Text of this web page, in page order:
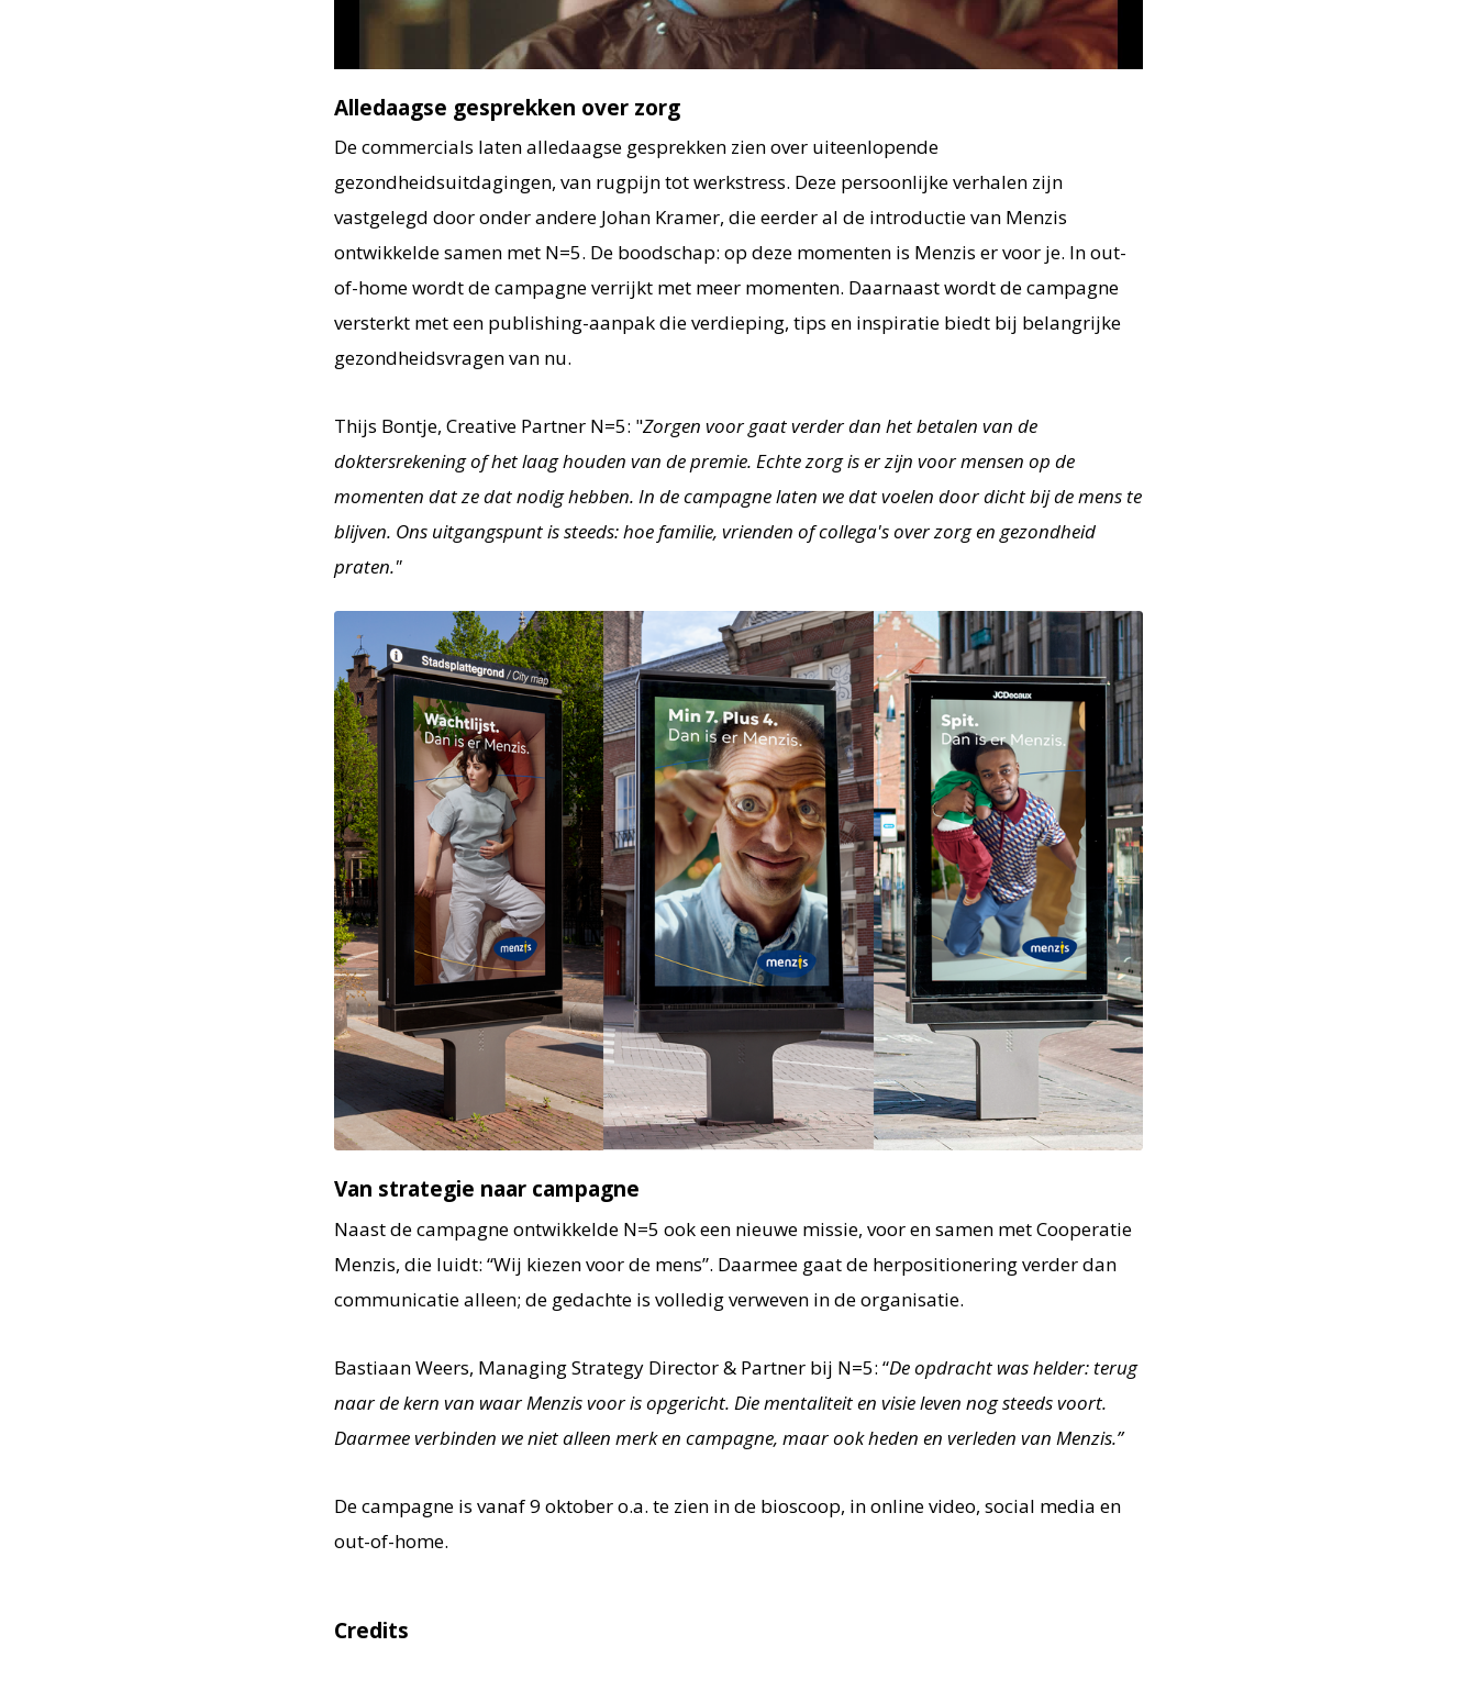
Alledaagse gesprekken over zorg
De commercials laten alledaagse gesprekken zien over uiteenlopende
gezondheidsuitdagingen, van rugpijn tot werkstress. Deze persoonlijke verhalen zijn
vastgelegd door onder andere Johan Kramer, die eerder al de introductie van Menzis
ontwikkelde samen met N=5. De boodschap: op deze momenten is Menzis er voor je. In out-
of-home wordt de campagne verrijkt met meer momenten. Daarnaast wordt de campagne
versterkt met een publishing-aanpak die verdieping, tips en inspiratie biedt bij belangrijke
gezondheidsvragen van nu.
Thijs Bontje, Creative Partner N=5: "Zorgen voor gaat verder dan het betalen van de
doktersrekening of het laag houden van de premie. Echte zorg is er zijn voor mensen op de
momenten dat ze dat nodig hebben. In de campagne laten we dat voelen door dicht bij de mens te
blijven. Ons uitgangspunt is steeds: hoe familie, vrienden of collega's over zorg en gezondheid
praten."
PNG
Van strategie naar campagne
Naast de campagne ontwikkelde N=5 ook een nieuwe missie, voor en samen met Cooperatie
Menzis, die luidt: “Wij kiezen voor de mens”. Daarmee gaat de herpositionering verder dan
communicatie alleen; de gedachte is volledig verweven in de organisatie.
Bastiaan Weers, Managing Strategy Director & Partner bij N=5: “De opdracht was helder: terug
naar de kern van waar Menzis voor is opgericht. Die mentaliteit en visie leven nog steeds voort.
Daarmee verbinden we niet alleen merk en campagne, maar ook heden en verleden van Menzis.”
De campagne is vanaf 9 oktober o.a. te zien in de bioscoop, in online video, social media en
out-of-home.
Credits